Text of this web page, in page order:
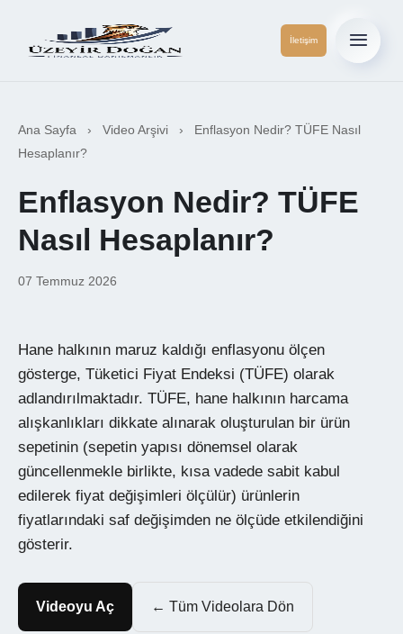
İletişim
Ana Sayfa › Video Arşivi ›
Enflasyon Nedir? TÜFE Nasıl
Hesaplanır?
Enflasyon Nedir? TÜFE
Nasıl Hesaplanır?
07 Temmuz 2026
Hane halkının maruz kaldığı enflasyonu ölçen
gösterge, Tüketici Fiyat Endeksi (TÜFE) olarak
adlandırılmaktadır. TÜFE, hane halkının harcama
alışkanlıkları dikkate alınarak oluşturulan bir ürün
sepetinin (sepetin yapısı dönemsel olarak
güncellenmekle birlikte, kısa vadede sabit kabul
edilerek fiyat değişimleri ölçülür) ürünlerin
fiyatlarındaki saf değişimden ne ölçüde etkilendiğini
gösterir.
Videoyu Aç ← Tüm Videolara Dön